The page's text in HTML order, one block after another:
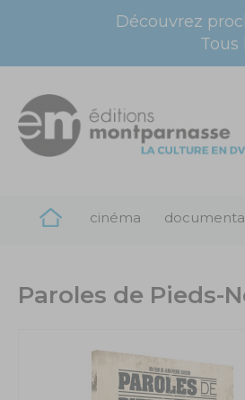
Découvrez
Tous
cinéma
Paroles de Pieds-